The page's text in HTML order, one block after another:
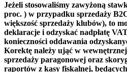
Jeżeli stosowaliśmy zawyżoną
proc. ) w przypadku sprzedaży
większość sprzedaży klubów), to
deklaracje i odzyskać nadpłatę
konieczności oddawania
Korektę należy ująć w
sprzedaży paragonowej oraz
raportów z kasy fiskalnej,